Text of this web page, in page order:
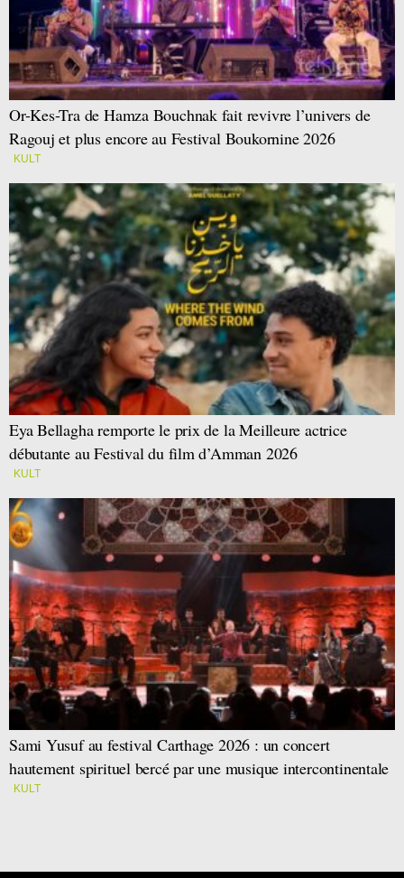
Or-Kes-Tra de Hamza Bouchnak fait revivre l’univers de
Ragouj et plus encore au Festival Boukornine 2026
KULT
Eya Bellagha remporte le prix de la Meilleure actrice
débutante au Festival du film d’Amman 2026
KULT
Sami Yusuf au festival Carthage 2026 : un concert
hautement spirituel bercé par une musique intercontinentale
KULT